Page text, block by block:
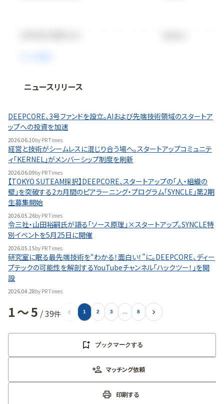
法人向け情報プラットフォーム
無料で使ってみる
ニュースリリース
DEEPCORE、3号ファンドを設立。AIおよび先端技術領域のスタートア
ップへの投資を加速
2026.06.10by PR Times
経営と技術がシームレスに混じり合う場へ。スタートアップコミュニテ
ィ「KERNEL」がメンバーシップ制度を刷新
2026.06.09by PR Times
【TOKYO SUTEAM採択】DEEPCORE、スタートアップの「人・組織の
壁」を突破する2カ月間のピアラーニング・プログラム「SYNCLE」第2期
生募集開始
2026.05.26by PR Times
令三社・山田裕嗣氏が語る「ソース原理」×スタートアップ。SYNCLE特
別イベントを5月25日に開催
2026.05.15by PR Times
研究室に眠る最先端技術を“わかる！面白い！”に。DEEPCORE、ディー
プテックの可能性を解剖するYouTubeチャンネル「ハックツー！」を開
設
2026.04.28by PR Times
1〜5 /39件 1 2 3 8
ブックマークする
マッチング依頼
印刷する